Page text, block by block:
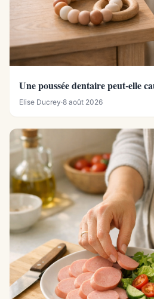
Une poussée dentaire peut-elle
Elise Ducrey·8 août 2026